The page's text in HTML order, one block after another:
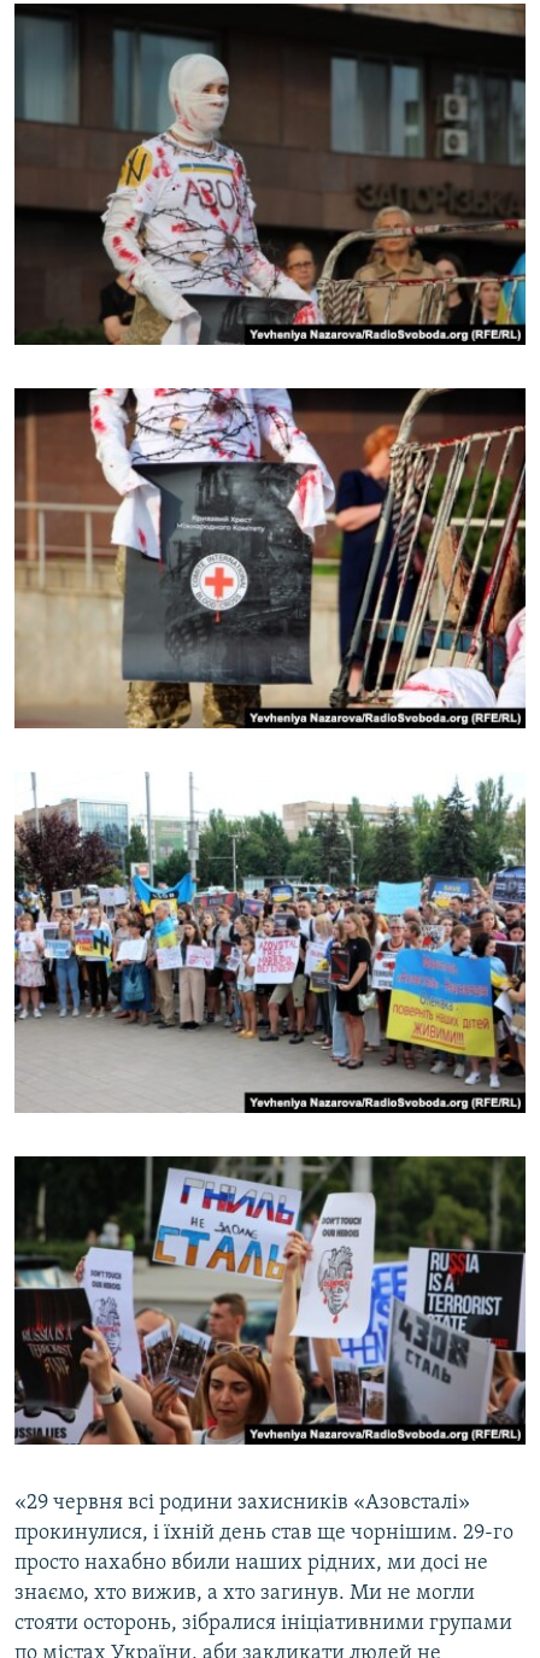
«29 червня всі родини захисників «Азовсталі»
прокинулися, і їхній день став ще чорнішим. 29-го
просто нахабно вбили наших рідних, ми досі не
знаємо, хто вижив, а хто загинув. Ми не могли
стояти осторонь, зібралися ініціативними групами